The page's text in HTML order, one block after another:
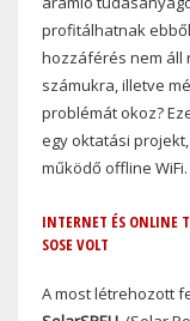
profitálhatnak
hozzáférés nem áll
számukra, illetve
problémát okoz?
egy oktatási
működő offline WiFi.
INTERNET ÉS ONLINE
SOSE VOLT
A most létrehozott